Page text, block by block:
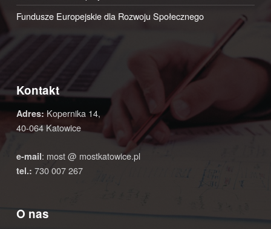
Fundusze Europejskie dla Rozwoju Społecznego
Kontakt
Adres:Kopernika 14,
40-064 Katowice
e-mail: most @ mostkatowice.pl
tel.: 730 007 267
O nas